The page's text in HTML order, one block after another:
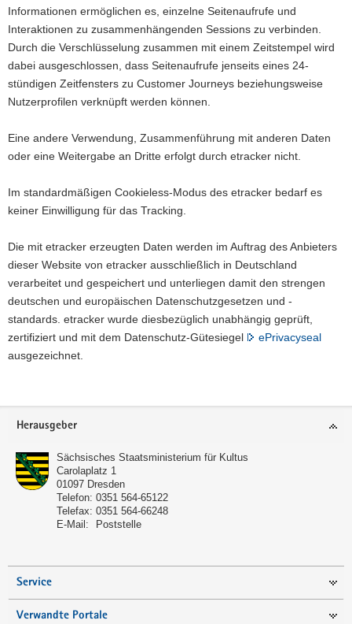
Informationen ermöglichen es, einzelne Seitenaufrufe und
Interaktionen zu zusammenhängenden Sessions zu verbinden.
Durch die Verschlüsselung zusammen mit einem Zeitstempel wird
dabei ausgeschlossen, dass Seitenaufrufe jenseits eines 24-
stündigen Zeitfensters zu Customer Journeys beziehungsweise
Nutzerprofilen verknüpft werden können.
Eine andere Verwendung, Zusammenführung mit anderen Daten
oder eine Weitergabe an Dritte erfolgt durch etracker nicht.
Im standardmäßigen Cookieless-Modus des etracker bedarf es
keiner Einwilligung für das Tracking.
Die mit etracker erzeugten Daten werden im Auftrag des Anbieters
dieser Website von etracker ausschließlich in Deutschland
verarbeitet und gespeichert und unterliegen damit den strengen
deutschen und europäischen Datenschutzgesetzen und -
standards. etracker wurde diesbezüglich unabhängig geprüft,
zertifiziert und mit dem Datenschutz-Gütesiegel
ePrivacyseal
ausgezeichnet.
Footer-
Herausgeber
Sächsisches Staatsministerium für Kultus
Carolaplatz 1
01097 Dresden
Telefon: 0351 564-65122
Telefax: 0351 564-66248
E-Mail:
Poststelle
Service
Verwandte Portale